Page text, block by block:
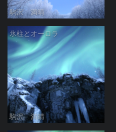
駒沢 満晴
氷柱とオーロラ
駒沢 満晴